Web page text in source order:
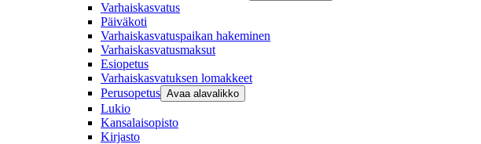
Varhaiskasvatus
Päiväkoti
Varhaiskasvatuspaikan hakeminen
Varhaiskasvatusmaksut
Esiopetus
Varhaiskasvatuksen lomakkeet
Perusopetus Avaa alavalikko
Lukio
Kansalaisopisto
Kirjasto